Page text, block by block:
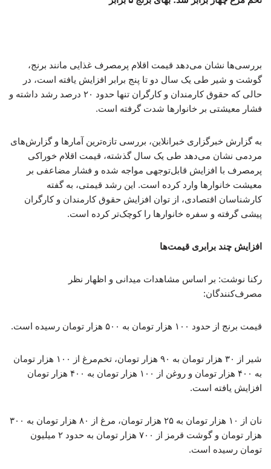
بررسی‌ها نشان می‌دهد قیمت اقلام پرمصرف غذایی مانند برنج،
گوشت و شیر طی یک سال دو تا پنج برابر افزایش یافته است، در
حالی که حقوق کارمندان و کارگران تنها حدود ۲۰ درصد رشد داشته و
فشار معیشتی بر خانوارها شدت گرفته است.
به گزارش خبرگزاری خبرانلاین، بررسی تازه‌ترین آمارها و گزارش‌های
مردمی نشان می‌دهد طی یک سال گذشته، قیمت اقلام خوراکی
پرمصرف با افزایش قابل‌توجهی مواجه شده و فشار مضاعفی بر
معیشت خانوارها وارد کرده است. این رشد قیمتی، به گفته
کارشناسان اقتصادی، از توان افزایش حقوق کارمندان و کارگران
پیشی گرفته و سفره خانوارها را کوچک‌تر کرده است.
افزایش چند برابری قیمت‌ها
رکنا نوشت: بر اساس مشاهدات میدانی و اظهار نظر
مصرف‌کنندگان:
قیمت برنج از حدود ۱۰۰ هزار تومان به ۵۰۰ هزار تومان رسیده است.
شیر از ۳۰ هزار تومان به ۹۰ هزار تومان، تخم‌مرغ از ۱۰۰ هزار تومان
به ۴۰۰ هزار تومان و روغن از ۱۰۰ هزار تومان به ۴۰۰ هزار تومان
افزایش یافته است.
نان از ۱۰ هزار تومان به ۲۵ هزار تومان، مرغ از ۸۰ هزار تومان به ۳۰۰
هزار تومان و گوشت قرمز از ۷۰۰ هزار تومان به حدود ۲ میلیون
تومان رسیده است.